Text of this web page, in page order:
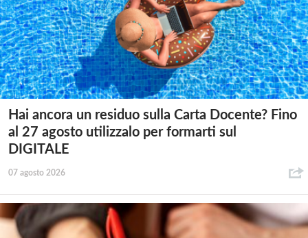
Hai ancora un residuo sulla Carta Docente? Fino
al 27 agosto utilizzalo per formarti sul
DIGITALE
07 agosto 2026